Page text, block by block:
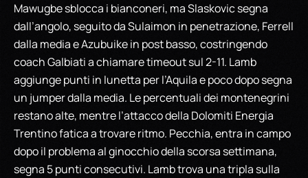
Mawugbe sblocca i bianconeri, ma Slaskovic segna
dall’angolo, seguito da Sulaimon in penetrazione, Ferrell
dalla media e Azubuike in post basso, costringendo
coach Galbiati a chiamare timeout sul 2-11. Lamb
aggiunge punti in lunetta per l’Aquila e poco dopo segna
un jumper dalla media. Le percentuali dei montenegrini
restano alte, mentre l’attacco della Dolomiti Energia
Trentino fatica a trovare ritmo. Pecchia, entra in campo
dopo il problema al ginocchio della scorsa settimana,
segna 5 punti consecutivi. Lamb trova una tripla sulla